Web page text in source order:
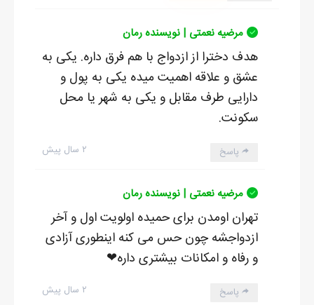
مرضیه نعمتی | نویسنده رمان
هدف دخترا از ازدواج با هم فرق داره. یکی به
عشق و علاقه اهمیت میده یکی به پول و
دارایی طرف مقابل و یکی به شهر یا محل
سکونت.
۲ سال پیش پاسخ
مرضیه نعمتی | نویسنده رمان
تهران اومدن برای حمیده اولویت اول و آخر
ازدواجشه چون حس می کنه اینطوری آزادی
و رفاه و امکانات بیشتری داره❤
۲ سال پیش پاسخ